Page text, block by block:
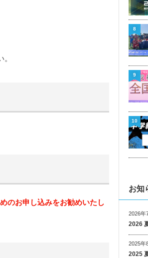
のお申し込みをお勧めいたし
8
9
10
お知
2026年
2026
2025年
2025